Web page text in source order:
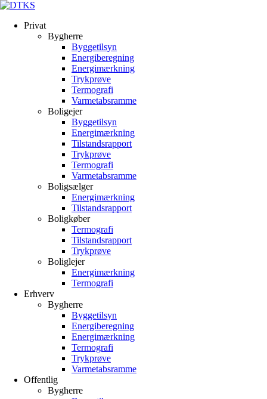
Privat
Bygherre
Byggetilsyn
Energiberegning
Energimærkning
Trykprøve
Termografi
Varmetabsramme
Boligejer
Byggetilsyn
Energimærkning
Tilstandsrapport
Trykprøve
Termografi
Varmetabsramme
Boligsælger
Energimærkning
Tilstandsrapport
Boligkøber
Termografi
Tilstandsrapport
Trykprøve
Boliglejer
Energimærkning
Termografi
Erhverv
Bygherre
Byggetilsyn
Energiberegning
Energimærkning
Termografi
Trykprøve
Varmetabsramme
Offentlig
Bygherre